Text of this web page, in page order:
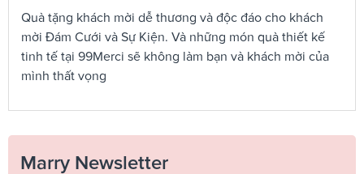
Quà tặng khách mời dễ thương và độc đáo cho khách
mời Đám Cưới và Sự Kiện. Và những món quà thiết kế
tinh tế tại 99Merci sẽ không làm bạn và khách mời của
mình thất vọng
Marry Newsletter